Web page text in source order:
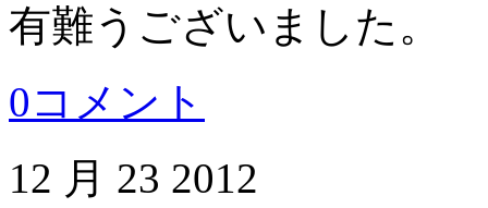
有難うございました。
0コメント
12 月 23 2012